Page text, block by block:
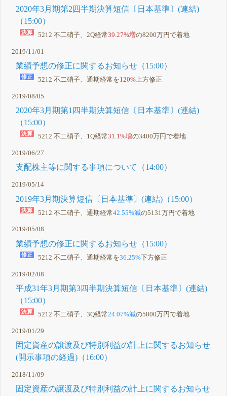
2020年3月期第2四半期決算短信〔日本基準〕(連結)
（15:00）
5212 不二硝子、2Q経常39.27%増の8200万円で着地
2019/11/01
業績予想の修正に関するお知らせ（15:00）
5212 不二硝子、通期経常を120%上方修正
2019/08/05
2020年3月期第1四半期決算短信〔日本基準〕(連結)
（15:00）
5212 不二硝子、1Q経常31.1%増の3400万円で着地
2019/06/27
支配株主等に関する事項について（14:00）
2019/05/14
2019年3月期決算短信〔日本基準〕(連結)（15:00）
5212 不二硝子、通期経常42.55%減の5131万円で着地
2019/05/08
業績予想の修正に関するお知らせ（15:00）
5212 不二硝子、通期経常を36.25%下方修正
2019/02/08
平成31年3月期第3四半期決算短信〔日本基準〕(連結)
（15:00）
5212 不二硝子、3Q経常24.07%減の5800万円で着地
2019/01/29
固定資産の譲渡及び特別利益の計上に関するお知らせ
(開示事項の経過)（16:00）
2018/11/09
固定資産の譲渡及び特別利益の計上に関するお知らせ